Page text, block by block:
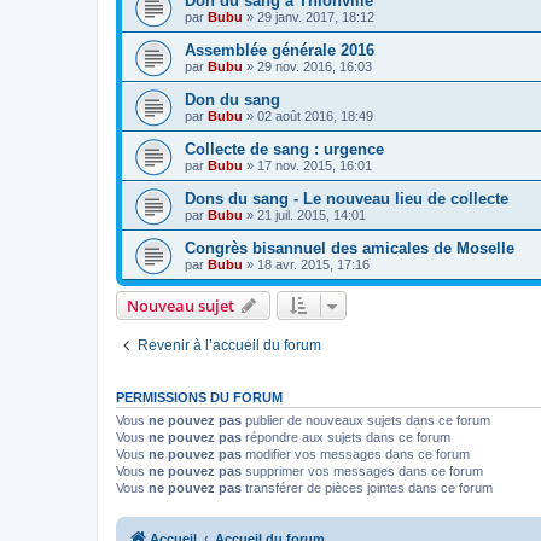
par Bubu » 29 janv. 2017, 18:12
Assemblée générale 2016
par Bubu » 29 nov. 2016, 16:03
Don du sang
par Bubu » 02 août 2016, 18:49
Collecte de sang : urgence
par Bubu » 17 nov. 2015, 16:01
Dons du sang - Le nouveau lieu de collecte
par Bubu » 21 juil. 2015, 14:01
Congrès bisannuel des amicales de Moselle
par Bubu » 18 avr. 2015, 17:16
Nouveau sujet
Revenir à l’accueil du forum
PERMISSIONS DU FORUM
Vous ne pouvez pas publier de nouveaux sujets dans ce forum
Vous ne pouvez pas répondre aux sujets dans ce forum
Vous ne pouvez pas modifier vos messages dans ce forum
Vous ne pouvez pas supprimer vos messages dans ce forum
Vous ne pouvez pas transférer de pièces jointes dans ce forum
Accueil Accueil du forum